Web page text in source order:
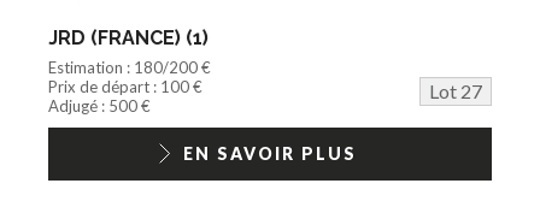
JRD (FRANCE) (1)
Estimation : 180/200 €
Prix de départ : 100 €
Lot 27
Adjugé : 500 €
EN SAVOIR PLUS